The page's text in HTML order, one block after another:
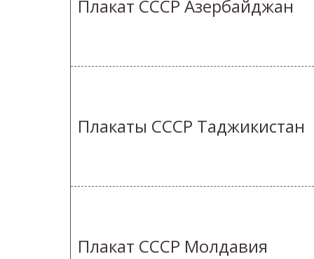
Плакат СССР Азербайджан
Плакаты СССР Таджикистан
Плакат СССР Молдавия